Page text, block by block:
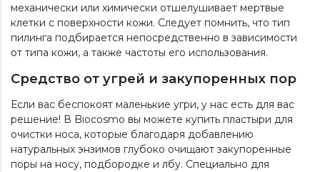
механически или химически отшелушивает мертвые
клетки с поверхности кожи. Следует помнить, что тип
пилинга подбирается непосредственно в зависимости
от типа кожи, а также частоты его использования.
Средство от угрей и закупоренных пор
Если вас беспокоят маленькие угри, у нас есть для вас
решение! В Biocosmo вы можете купить пластыри для
очистки носа, которые благодаря добавлению
натуральных энзимов глубоко очищают закупоренные
поры на носу, подбородке и лбу. Специально для